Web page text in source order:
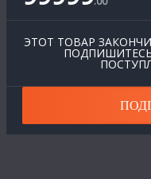
ЭТОТ ТОВАР